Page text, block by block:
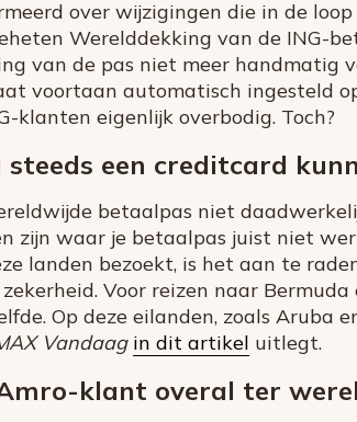
over wijzigingen die in de
Werelddekking van de ING-
van de pas niet meer handmatig
voortaan automatisch ingesteld op
klanten eigenlijk overbodig. Toch?
een creditcard
betaalpas niet
zijn waar je betaalpas juist niet
landen bezoekt, is het aan te
Voor reizen naar
Op deze eilanden, zoals Aruba
Vandaag in dit artikel uitlegt.
klant overal ter